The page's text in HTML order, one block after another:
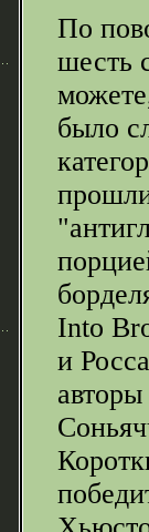
По
шесть
было
Into
и